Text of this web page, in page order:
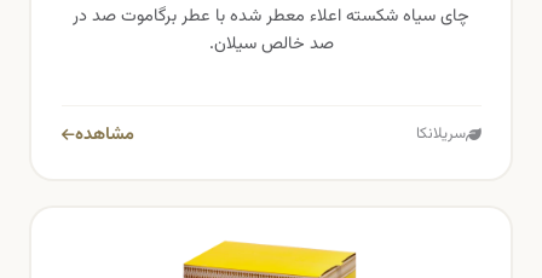
چای سیاه شکسته اعلاء معطر شده با عطر برگاموت صد در
صد خالص سیلان.
سریلانکا مشاهده